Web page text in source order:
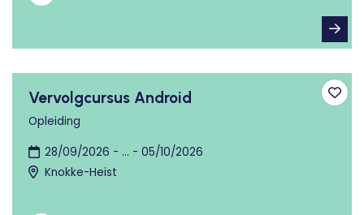
Vervolgcursus Android
Opleiding
28/09/2026 - ... - 05/10/2026
Knokke-Heist